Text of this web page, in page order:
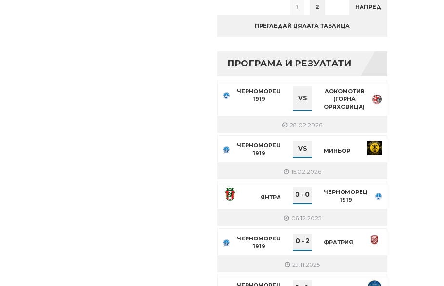
1 2 НАПРЕД
ПРЕГЛЕДАЙ ЦЯЛАТА ТАБЛИЦА
ПРОГРАМА И РЕЗУЛТАТИ
ЧЕРНОМОРЕЦ
1919
VS
ЛОКОМОТИВ
(ГОРНА
ОРЯХОВИЦА)
28.02.2026
ЧЕРНОМОРЕЦ
1919
VS МИНЬОР
15.02.2026
ЯНТРА 0 - 0
ЧЕРНОМОРЕЦ
1919
06.12.2025
ЧЕРНОМОРЕЦ
1919
0- 2 ФРАТРИЯ
29.11.2025